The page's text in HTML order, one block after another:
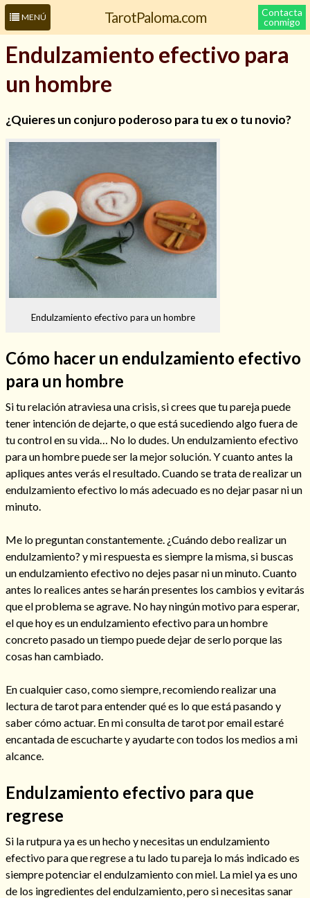
MENÚ TarotPaloma.com
Contacta
conmigo
Leer más sobre mí
Hechizos de amor
Amarre para recuperar a mi pareja
Cómo alejar a la amante de mi esposo
Endulzamiento efectivo para
un hombre
¿Quieres un conjuro poderoso para tu ex o tu novio?
Endulzamiento efectivo para un hombre
Cómo hacer un endulzamiento efectivo
para un hombre
Si tu relación atraviesa una crisis, si crees que tu pareja puede
tener intención de dejarte, o que está sucediendo algo fuera de
tu control en su vida… No lo dudes. Un endulzamiento efectivo
para un hombre puede ser la mejor solución. Y cuanto antes la
apliques antes verás el resultado. Cuando se trata de realizar un
endulzamiento efectivo lo más adecuado es no dejar pasar ni un
minuto.
Me lo preguntan constantemente. ¿Cuándo debo realizar un
endulzamiento? y mi respuesta es siempre la misma, si buscas
un endulzamiento efectivo no dejes pasar ni un minuto. Cuanto
antes lo realices antes se harán presentes los cambios y evitarás
que el problema se agrave. No hay ningún motivo para esperar,
el que hoy es un endulzamiento efectivo para un hombre
concreto pasado un tiempo puede dejar de serlo porque las
cosas han cambiado.
En cualquier caso, como siempre, recomiendo realizar una
lectura de tarot para entender qué es lo que está pasando y
saber cómo actuar. En mi consulta de tarot por email estaré
encantada de escucharte y ayudarte con todos los medios a mi
alcance.
Endulzamiento efectivo para que
regrese
Si la rutpura ya es un hecho y necesitas un endulzamiento
efectivo para que regrese a tu lado tu pareja lo más indicado es
siempre potenciar el endulzamiento con miel. La miel ya es uno
de los ingredientes del endulzamiento, pero si necesitas sanar